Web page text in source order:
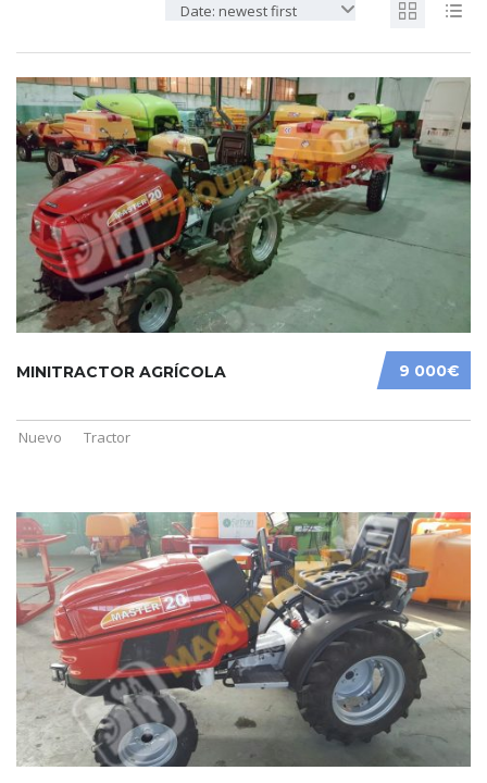
Date: newest first
9 000€
MINITRACTOR AGRÍCOLA
Nuevo Tractor